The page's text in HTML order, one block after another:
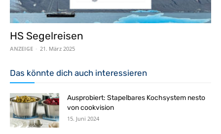
HS Segelreisen
ANZEIGE - 21. März 2025
Das könnte dich auch interessieren
Ausprobiert: Stapelbares Kochsystem nesto
von cookvision
15. Juni 2024